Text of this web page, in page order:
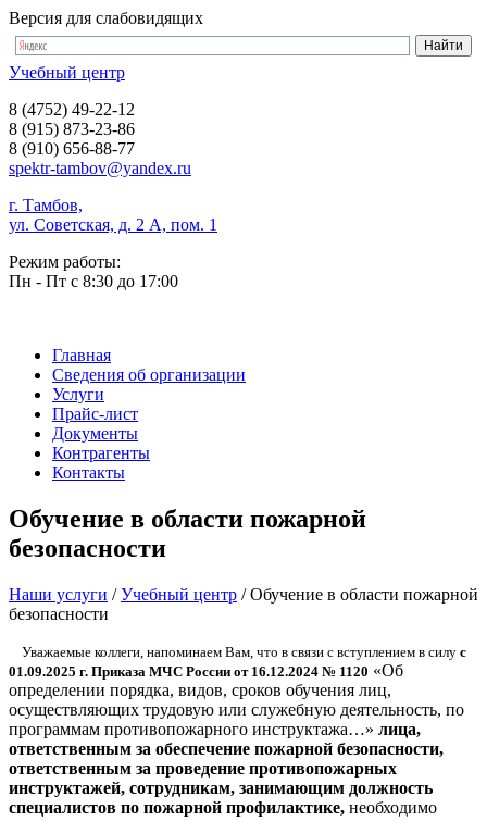
Версия для слабовидящих
Учебный центр
8 (4752) 49-22-12
8 (915) 873-23-86
8 (910) 656-88-77
spektr-tambov@yandex.ru
г. Тамбов,
ул. Советская, д. 2 А, пом. 1
Режим работы:
Пн - Пт с 8:30 до 17:00
Главная
Сведения об организации
Услуги
Прайс-лист
Документы
Контрагенты
Контакты
Обучение в области пожарной
безопасности
Наши услуги / Учебный центр /Обучение в области пожарной
безопасности
Уважаемые коллеги, напоминаем Вам, что в связи с вступлением в силу с
01.09.2025 г. Приказа МЧС России от 16.12.2024 № 1120 «Об
определении порядка, видов, сроков обучения лиц,
осуществляющих трудовую или служебную деятельность, по
программам противопожарного инструктажа…» лица,
ответственным за обеспечение пожарной безопасности,
ответственным за проведение противопожарных
инструктажей, сотрудникам, занимающим должность
специалистов по пожарной профилактике, необходимо